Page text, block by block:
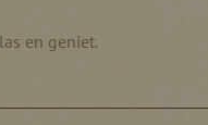
en geniet.